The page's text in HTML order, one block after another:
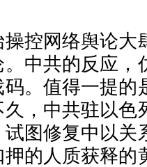
控网络舆论大
中共的反应，
。值得一提的
，中共驻以色
图修复中以关
的人质获释的